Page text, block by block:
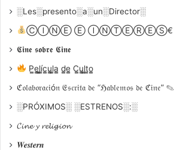
░Les░presento░a░un░Director░
ⒸⒾⓃⒺ Ⓔ ⒾⓃⓉⒺⓇⒺⓈ€
𝕮𝖎𝖓𝖊 𝖘𝖔𝖇𝖗𝖊 𝕮𝖎𝖓𝖊
P̳e̳l̳í̳c̳u̳l̳a̳ d̳e̳ C̳u̳l̳t̳o̳
ℭ𝔬𝔩𝔞𝔟𝔬𝔯𝔞𝔠𝔦ó𝔫 𝔈𝔰𝔠𝔯𝔦𝔱𝔞 𝔡𝔢 “ℌ𝔞𝔟𝔩𝔢𝔪𝔬𝔰 𝔡𝔢 ℭ𝔦𝔫𝔢” ✎
░PRÓXIMOS░ ░ESTRENOS░:░
𝓒𝓲𝓷𝓮 𝔂 𝓻𝓮𝓵𝓲𝓰𝓲𝓸𝓷
𝑾𝒆𝒔𝒕𝒆𝒓𝒏